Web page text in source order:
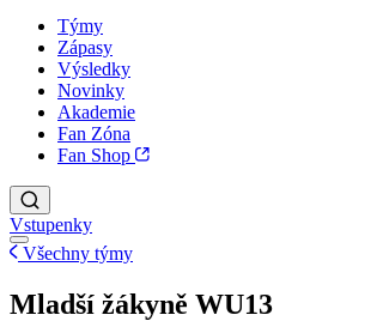
Týmy
Zápasy
Výsledky
Novinky
Akademie
Fan Zóna
Fan Shop
Vstupenky
Všechny týmy
Mladší žákyně WU13